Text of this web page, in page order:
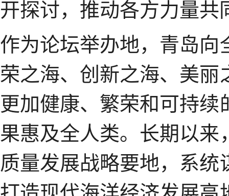
开探讨，推动各方力量
作为论坛举办地，青岛
荣之海、创新之海、美
更加健康、繁荣和可持
果惠及全人类。长期以
质量发展战略要地，系